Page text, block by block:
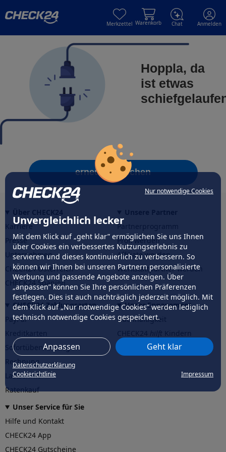
Nur notwendige Cookies
Unvergleichlich lecker
Mit dem Klick auf „geht klar” ermöglichen Sie uns Ihnen
über Cookies ein verbessertes Nutzungserlebnis zu
servieren und dieses kontinuierlich zu verbessern. So
können wir Ihnen bei unseren Partnern personalisierte
Werbung und passende Angebote anzeigen. Über
„anpassen” können Sie Ihre persönlichen Präferenzen
festlegen. Dies ist auch nachträglich jederzeit möglich. Mit
dem Klick auf „Nur notwendige Cookies” werden lediglich
technisch notwendige Cookies gespeichert.
Anpassen Geht klar
Datenschutzerklärung
Cookierichtlinie
Impressum
Merkzettel Warenkorb Chat Anmelden
Hoppla, da
ist etwas
erneut versuchen
Karriere
Presse
Unternehmen
CHECK24 Österreich
CHECK24 Spanien
Partnerprogramm
Profi werden
Affiliate werden
Werkstattpartner werden
CHECK24 Zahlungsarten
PayPal
Sofortüberweisung
Rechnung
Lastschrift
Ratenkauf
Unser Engagement
Nachhaltigkeit
CHECK24hilftder Natur
Unser Service für Sie
Hilfe und Kontakt
CHECK24 App
CHECK24 Gutscheine